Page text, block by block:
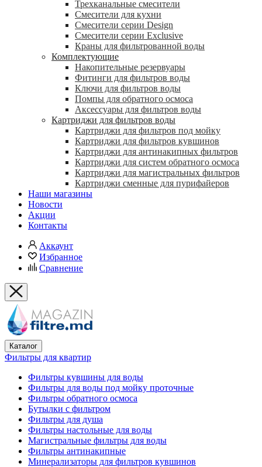
Трехканальные смесители
Смесители для кухни
Смесители серии Design
Смесители серии Exclusive
Краны для фильтрованной воды
Комплектующие
Накопительные резервуары
Фитинги для фильтров воды
Ключи для фильтров воды
Помпы для обратного осмоса
Аксессуары для фильтров воды
Картриджи для фильтров воды
Картриджи для фильтров под мойку
Картриджи для фильтров кувшинов
Картриджи для антинакипных фильтров
Картриджи для систем обратного осмоса
Картриджи для магистральных фильтров
Картриджи сменные для пурифайеров
Наши магазины
Новости
Акции
Контакты
Аккаунт
Избранное
Сравнение
Каталог
Фильтры для квартир
Фильтры кувшины для воды
Фильтры для воды под мойку проточные
Фильтры обратного осмоса
Бутылки с фильтром
Фильтры для душа
Фильтры настольные для воды
Магистральные фильтры для воды
Фильтры антинакипные
Минерализаторы для фильтров кувшинов